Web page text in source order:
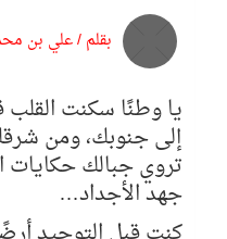
بقلم / علي بن
يا وطنًا سكنت
إلى جنوبك، ومن
تروي جبالك حكايات
جهد الأجداد…